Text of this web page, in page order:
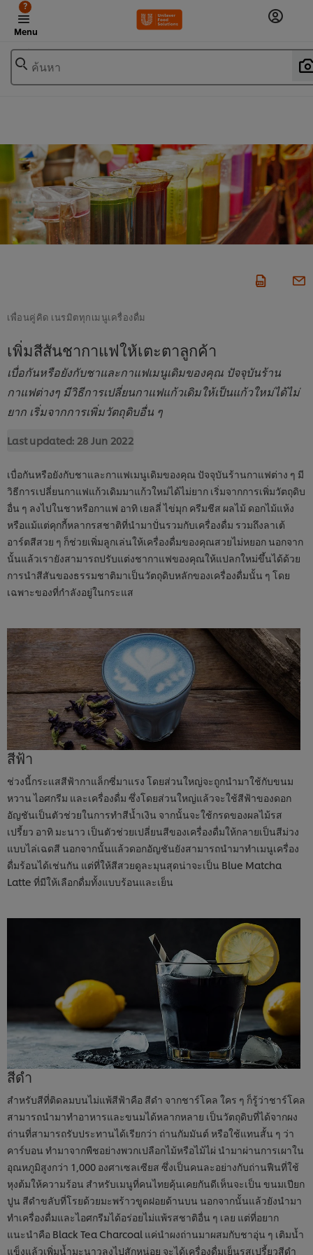
Menu
?
ค้นหา
เพื่อนคู่คิด เนรมิตทุกเมนูเครื่องดื่ม
เพิ่มสีสันชากาแฟให้เตะตาลูกค้า
เบื่อกันหรือยังกับชาและกาแฟเมนูเดิมของคุณ ปัจจุบันร้าน
กาแฟต่างๆ มีวิธีการเปลี่ยนกาแฟแก้วเดิมให้เป็นแก้วใหม่ได้ไม่
ยาก เริ่มจากการเพิ่มวัตถุดิบอื่น ๆ
Last updated: 28 Jun 2022
เบื่อกันหรือยังกับชาและกาแฟเมนูเดิมของคุณ ปัจจุบันร้านกาแฟต่าง ๆ มี
วิธีการเปลี่ยนกาแฟแก้วเดิมมาแก้วใหม่ได้ไม่ยาก เริ่มจากการเพิ่มวัตถุดิบ
อื่น ๆ ลงไปในชาหรือกาแฟ อาทิ เยลลี่ ไข่มุก ครีมชีส ผลไม้ ดอกไม้แห้ง
หรือแม้แต่คุกกี้หลากรสชาติที่นำมาปั่นรวมกับเครื่องดื่ม รวมถึงลาเต้
อาร์ตสีสวย ๆ ก็ช่วยเพิ่มลูกเล่นให้เครื่องดื่มของคุณสวยไม่หยอก นอกจาก
นั้นแล้วเรายังสามารถปรับแต่งชากาแฟของคุณให้แปลกใหม่ขึ้นได้ด้วย
การนำสีสันของธรรมชาติมาเป็นวัตถุดิบหลักของเครื่องดื่มนั้น ๆ โดย
เฉพาะของที่กำลังอยู่ในกระแส
สีฟ้า
ช่วงนี้กระแสสีฟ้ากาแล็กซี่มาแรง โดยส่วนใหญ่จะถูกนำมาใช้กับขนม
หวาน ไอศกรีม และเครื่องดื่ม ซึ่งโดยส่วนใหญ่แล้วจะใช้สีฟ้าของดอก
อัญชันเป็นตัวช่วยในการทำสีน้ำเงิน จากนั้นจะใช้กรดของผลไม้รส
เปรี้ยว อาทิ มะนาว เป็นตัวช่วยเปลี่ยนสีของเครื่องดื่มให้กลายเป็นสีม่วง
แบบไล่เฉดสี นอกจากนั้นแล้วดอกอัญชันยังสามารถนำมาทำเมนูเครื่อง
ดื่มร้อนได้เช่นกัน แต่ที่ให้สีสวยดูละมุนสุดน่าจะเป็น Blue Matcha
Latte ที่มีให้เลือกดื่มทั้งแบบร้อนและเย็น
สีดำ
สำหรับสีที่ติดลมบนไม่แพ้สีฟ้าคือ สีดำ จากชาร์โคล ใคร ๆ ก็รู้ว่าชาร์โคล
สามารถนำมาทำอาหารและขนมได้หลากหลาย เป็นวัตถุดิบที่ได้จากผง
ถ่านที่สามารถรับประทานได้เรียกว่า ถ่านกัมมันต์ หรือใช้แทนสั้น ๆ ว่า
คาร์บอน ทำมาจากพืชอย่างพวกเปลือกไม้หรือไม้ไผ่ นำมาผ่านการเผาใน
อุณหภูมิสูงกว่า 1,000 องศาเซลเซียส ซึ่งเป็นคนละอย่างกับถ่านฟืนที่ใช้
หุงต้มให้ความร้อน สำหรับเมนูที่คนไทยคุ้นเคยกันดีเห็นจะเป็น ขนมเปียก
ปูน สีดำขลับที่โรยด้วยมะพร้าวขูดฝอยด้านบน นอกจากนั้นแล้วยังนำมา
ทำเครื่องดื่มและไอศกรีมได้อร่อยไม่แพ้รสชาติอื่น ๆ เลย แต่ที่อยาก
แนะนำคือ Black Tea Charcoal แค่นำผงถ่านมาผสมกับชาอุ่น ๆ เติมน้ำ
แข็งแล้วเพิ่มน้ำมะนาวลงไปสักหน่อย จะได้เครื่องดื่มเย็นรสเปรี้ยวสีดำ